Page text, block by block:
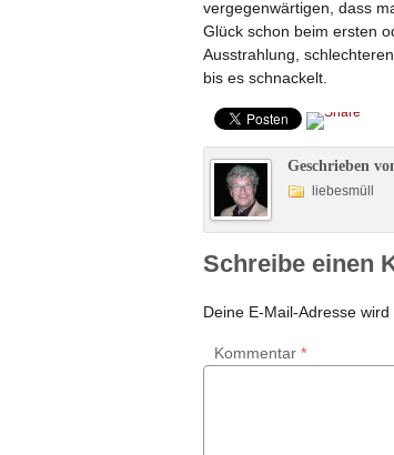
vergegenwärtigen, dass
Glück schon beim ersten
Ausstrahlung,
bis es schnackelt.
Geschrieben
liebesmüll
Schreibe einen
Deine E-Mail-Adresse wird
Kommentar *